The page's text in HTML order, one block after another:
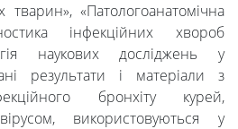
тварин», «Патологоанатомічна
інфекційних хвороб
наукових досліджень у
результати і матеріали з
бронхіту курей,
використовуються у